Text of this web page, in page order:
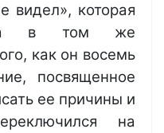
видел», которая
в том же
как он восемь
посвященное
ее причины и
на